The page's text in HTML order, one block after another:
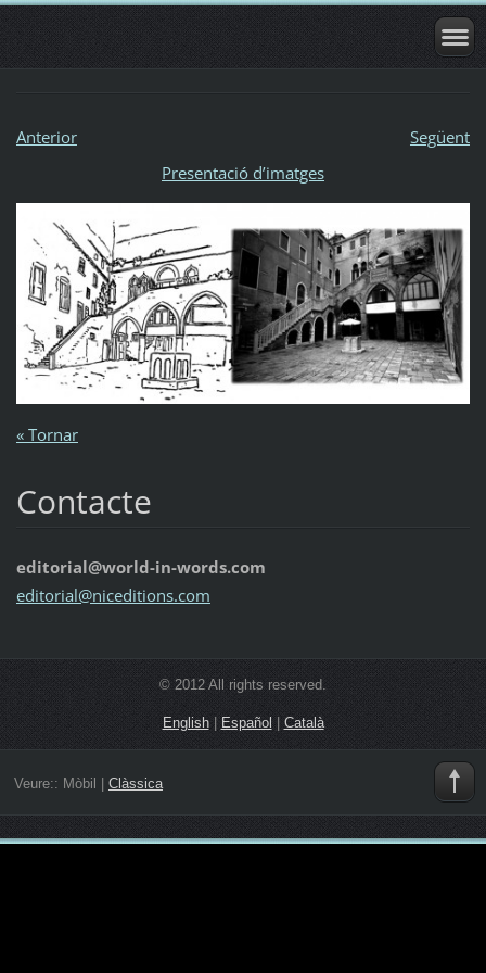
Anterior
Següent
Presentació dʼimatges
« Tornar
Contacte
editorial@world-in-words.com
editorial@niceditions.com
© 2012 All rights reserved.
English| Español| Català
Veure:: Mòbil Clàssica